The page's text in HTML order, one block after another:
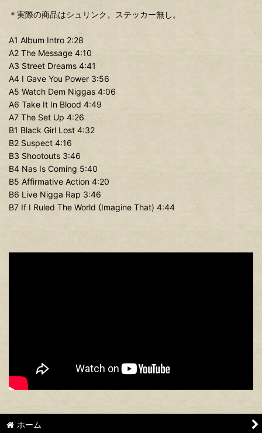
＊実際の商品はシュリンク。ステッカー無し。
A1 Album Intro 2:28
A2 The Message 4:10
A3 Street Dreams 4:41
A4 I Gave You Power 3:56
A5 Watch Dem Niggas 4:06
A6 Take It In Blood 4:49
A7 The Set Up 4:26
B1 Black Girl Lost 4:32
B2 Suspect 4:16
B3 Shootouts 3:46
B4 Nas Is Coming 5:40
B5 Affirmative Action 4:20
B6 Live Nigga Rap 3:46
B7 If I Ruled The World (Imagine That) 4:44
ホーム